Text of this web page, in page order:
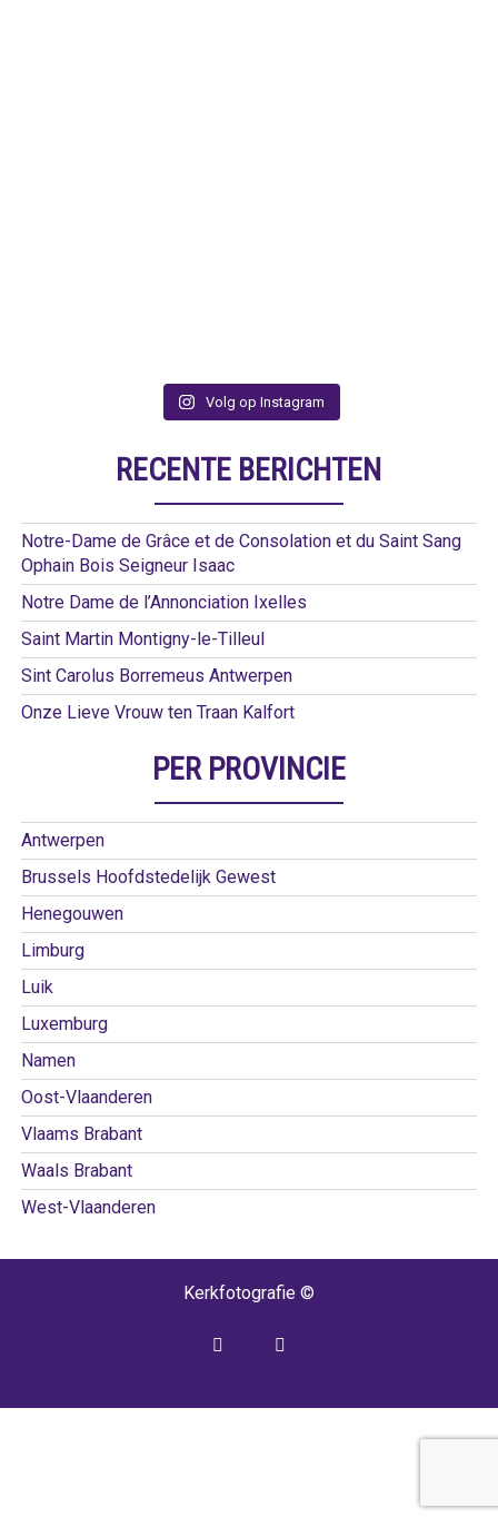
Volg op Instagram
RECENTE BERICHTEN
Notre-Dame de Grâce et de Consolation et du Saint Sang
Ophain Bois Seigneur Isaac
Notre Dame de l’Annonciation Ixelles
Saint Martin Montigny-le-Tilleul
Sint Carolus Borremeus Antwerpen
Onze Lieve Vrouw ten Traan Kalfort
PER PROVINCIE
Antwerpen
Brussels Hoofdstedelijk Gewest
Henegouwen
Limburg
Luik
Luxemburg
Namen
Oost-Vlaanderen
Vlaams Brabant
Waals Brabant
West-Vlaanderen
Kerkfotografie ©